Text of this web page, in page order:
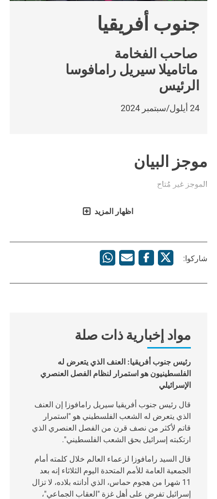
جنوب أفريقيا
صاحب الفخامة
ماتاميلا سيريل رامافوسا
الرئيس
24 أيلول/سبتمبر 2024
موجز البيان
الموجز غير مُتاح
اظهار المزيد
شاركوا:
مواد إخبارية ذات صلة
رئيس جنوب أفريقيا: العنف الذي يتعرض له
الفلسطينيون هو استمرار لنظام الفصل العنصري
الإسرائيلي
قال رئيس جنوب أفريقيا سيريل رامافوزا إن العنف
الذي يتعرض له الشعب الفلسطيني هو "استمرار
قاتم لأكثر من نصف قرن من الفصل العنصري الذي
ارتكبته إسرائيل بحق الشعب الفلسطيني".
قال السيد رامافوزا لزعماء العالم خلال كلمته أمام
الجمعية العامة للأمم المتحدة اليوم الثلاثاء إنه بعد
11 شهرا من هجوم حماس، الذي أدانته بلاده، لا تزال
إسرائيل تفرض على أهل غزة "العقاب الجماعي"،